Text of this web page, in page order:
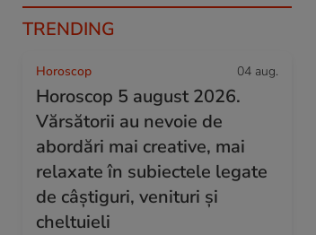
TRENDING
Horoscop 04 aug.
Horoscop 5 august 2026.
Vărsătorii au nevoie de
abordări mai creative, mai
relaxate în subiectele legate
de câștiguri, venituri și
cheltuieli